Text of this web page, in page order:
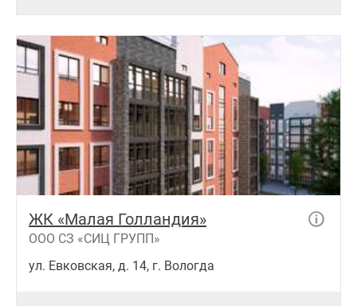
ЖК «Малая Голландия»
ООО СЗ «СИЦ ГРУПП»
ул. Евковская, д. 14, г. Вологда